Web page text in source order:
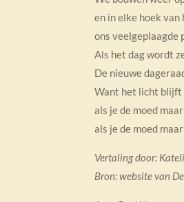
en in elke hoek
ons veelgeplaagde
Als het dag wordt
De nieuwe
Want het licht blijft
als je de moed
als je de moed
Vertaling door:
Bron: website van